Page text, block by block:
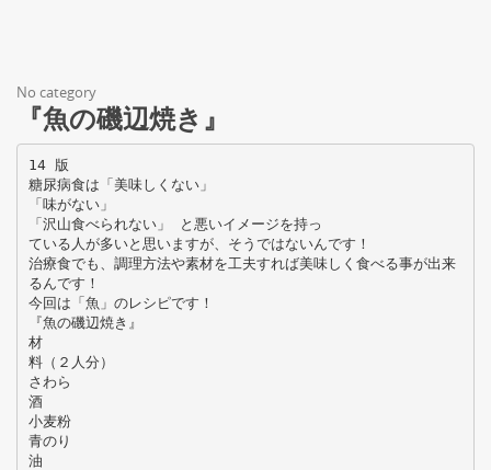
No category
『魚の磯辺焼き』
14 版
糖尿病食は「美味しくない」
「味がない」
「沢山食べられない」 と悪いイメージを持っ
ている人が多いと思いますが、そうではないんです！
治療食でも、調理方法や素材を工夫すれば美味しく食べる事が出来
るんです！
今回は「魚」のレシピです！
『魚の磯辺焼き』
材
料（２人分）
さわら
酒
小麦粉
青のり
油